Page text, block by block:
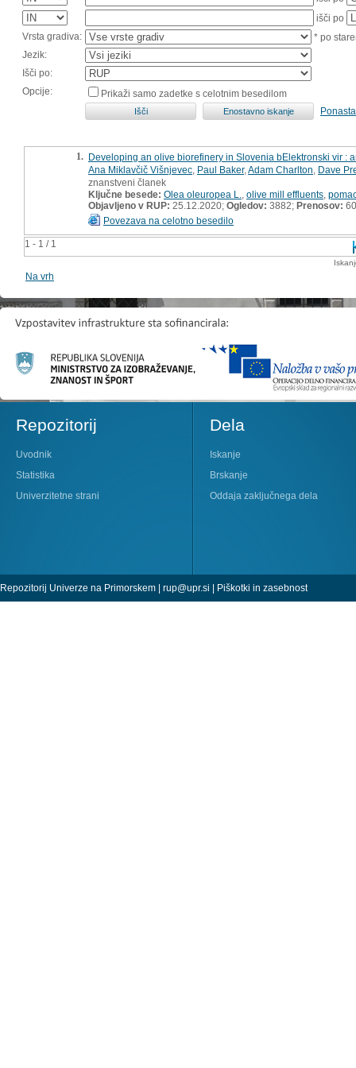
išči po
Vrsta gradiva:
* po
Jezik:
Išči po:
Opcije:
Prikaži samo zadetke s celotnim besedilom
1 - 1 / 1
1. Developing an olive biorefinery in Slovenia bElektronski vir :
Ana Miklavčič Višnjevec Paul Baker, Adam Charlton Dave
znanstveni članek
Ključne besede: Olea oleuropea L. olive mill effluents
Objavljeno v RUP: 25.12.2020; Ogledov: 3882; Prenosov: 60
Povezava na celotno besedilo
Na vrh
Repozitorij
Uvodnik
Statistika
Univerzitetne strani
Dela
Iskanje
Brskanje
Oddaja zaključnega dela
Repozitorij Univerze na Primorskem | rup@upr.si | Piškotki in zasebnost